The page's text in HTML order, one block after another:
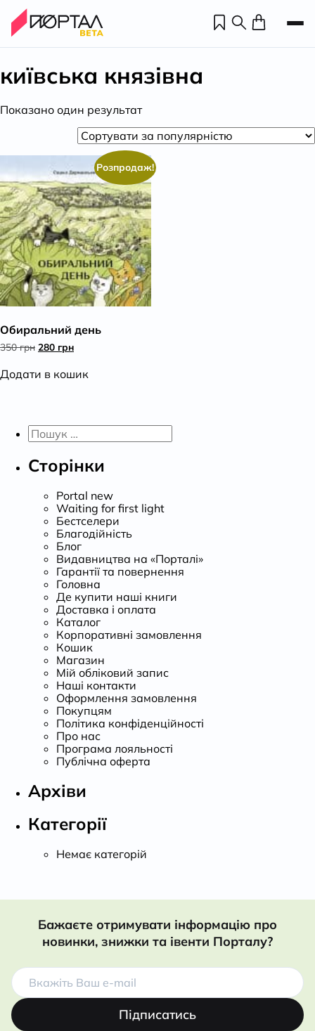
київська князівна
Показано один результат
Розпродаж!
Обиральний день
350грн Оригінальна
280 грнПоточна
Додати в кошик
Пошук:
Сторінки
Portal new
Waiting for first light
Бестселери
Благодійність
Блог
Видавництва на «Порталі»
Гарантії та повернення
Головна
Де купити наші книги
Доставка і оплата
Каталог
Корпоративні замовлення
Кошик
Магазин
Мій обліковий запис
Наші контакти
Оформлення замовлення
Покупцям
Політика конфіденційності
Про нас
Програма лояльності
Публічна оферта
Архіви
Категорії
Немає категорій
Бажаєте отримувати інформацію про
новинки, знижки та івенти Порталу?
Підписатись